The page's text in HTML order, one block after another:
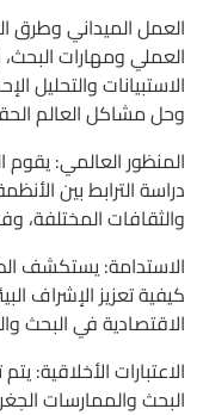
العمل الميداني وطرق
العملي ومهارات
الاستبيانات والتحليل
وحل مشاكل العالم
المنظور العالمي:
دراسة الترابط بين
والثقافات المختلفة،
الاستدامة: يستكشف
كيفية تعزيز الإشراف
الاقتصادية في البحث
الاعتبارات الأخلاقية:
البحث والممارسات